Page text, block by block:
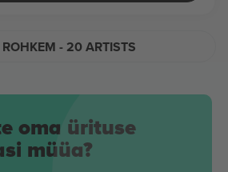
- 20 ARTISTS
oma ürituse
müüa?